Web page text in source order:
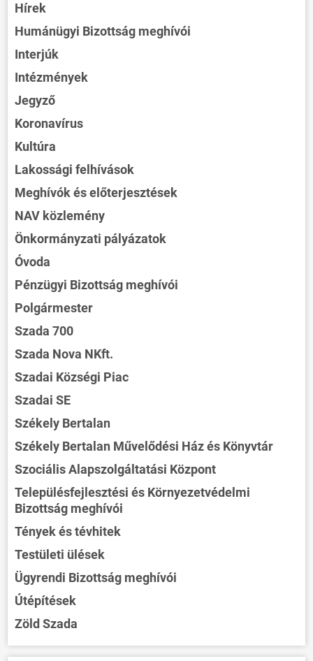
Hírek
Humánügyi Bizottság meghívói
Interjúk
Intézmények
Jegyző
Koronavírus
Kultúra
Lakossági felhívások
Meghívók és előterjesztések
NAV közlemény
Önkormányzati pályázatok
Óvoda
Pénzügyi Bizottság meghívói
Polgármester
Szada 700
Szada Nova NKft.
Szadai Községi Piac
Szadai SE
Székely Bertalan
Székely Bertalan Művelődési Ház és Könyvtár
Szociális Alapszolgáltatási Központ
Településfejlesztési és Környezetvédelmi
Bizottság meghívói
Tények és tévhitek
Testületi ülések
Ügyrendi Bizottság meghívói
Útépítések
Zöld Szada